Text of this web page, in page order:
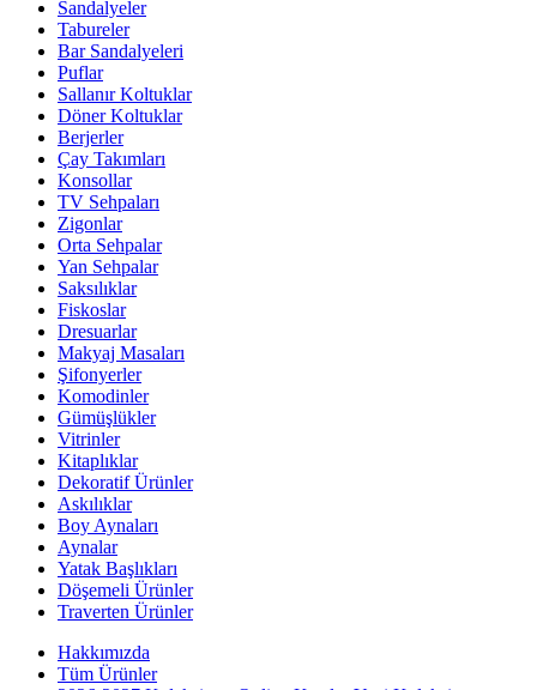
Sandalyeler
Tabureler
Bar Sandalyeleri
Puflar
Sallanır Koltuklar
Döner Koltuklar
Berjerler
Çay Takımları
Konsollar
TV Sehpaları
Zigonlar
Orta Sehpalar
Yan Sehpalar
Saksılıklar
Fiskoslar
Dresuarlar
Makyaj Masaları
Şifonyerler
Komodinler
Gümüşlükler
Vitrinler
Kitaplıklar
Dekoratif Ürünler
Askılıklar
Boy Aynaları
Aynalar
Yatak Başlıkları
Döşemeli Ürünler
Traverten Ürünler
Hakkımızda
Tüm Ürünler